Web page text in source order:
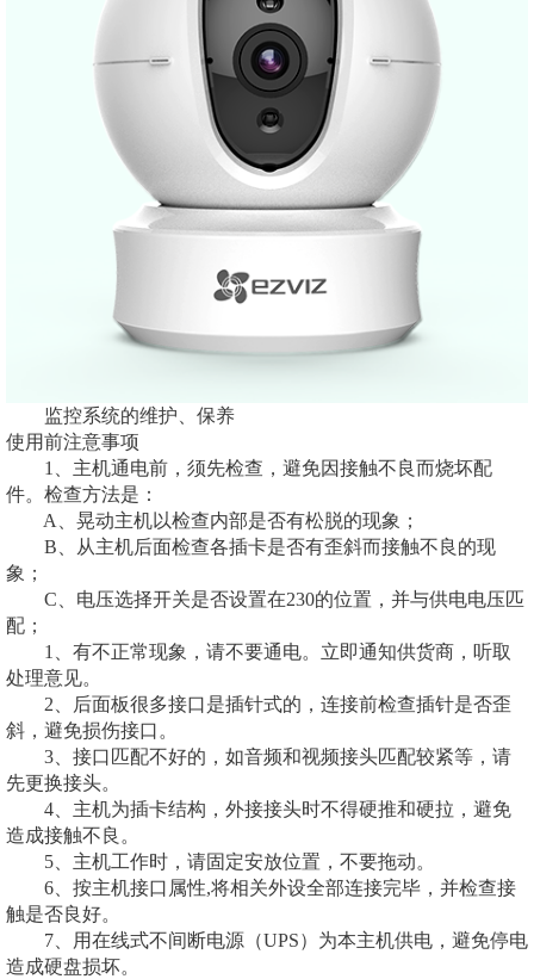
监控系统的维护、保养
使用前注意事项
1、主机通电前，须先检查，避免因接触不良而烧坏配
件。检查方法是：
A、晃动主机以检查内部是否有松脱的现象；
B、从主机后面检查各插卡是否有歪斜而接触不良的现
象；
C、电压选择开关是否设置在230的位置，并与供电电压匹
配；
1、有不正常现象，请不要通电。立即通知供货商，听取
处理意见。
2、后面板很多接口是插针式的，连接前检查插针是否歪
斜，避免损伤接口。
3、接口匹配不好的，如音频和视频接头匹配较紧等，请
先更换接头。
4、主机为插卡结构，外接接头时不得硬推和硬拉，避免
造成接触不良。
5、主机工作时，请固定安放位置，不要拖动。
6、按主机接口属性,将相关外设全部连接完毕，并检查接
触是否良好。
7、用在线式不间断电源（UPS）为本主机供电，避免停电
造成硬盘损坏。